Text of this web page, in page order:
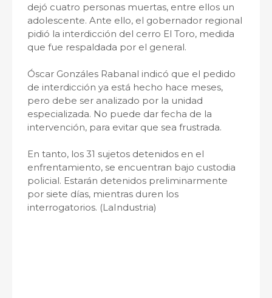
dejó cuatro personas muertas, entre ellos un
adolescente. Ante ello, el gobernador regional
pidió la interdicción del cerro El Toro, medida
que fue respaldada por el general.
Óscar Gonzáles Rabanal indicó que el pedido
de interdicción ya está hecho hace meses,
pero debe ser analizado por la unidad
especializada. No puede dar fecha de la
intervención, para evitar que sea frustrada.
En tanto, los 31 sujetos detenidos en el
enfrentamiento, se encuentran bajo custodia
policial. Estarán detenidos preliminarmente
por siete días, mientras duren los
interrogatorios. (LaIndustria)